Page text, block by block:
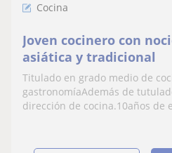
Cocina
Joven cocinero con
asiática y tradicional
Titulado en grado medio de
gastronomíaAdemás de
dirección de cocina.10años de